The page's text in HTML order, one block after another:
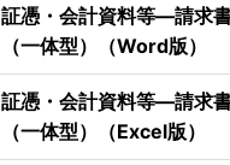
証憑・会計資料等―請求
（一体型）（Word版）
証憑・会計資料等―請求
（一体型）（Excel版）